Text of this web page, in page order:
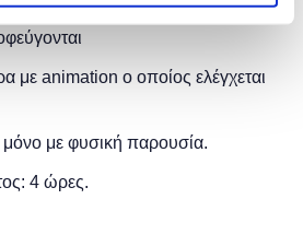
που θεωρούνται επικίνδυνες για
με animation ο οποίος ελέγχεται
μόνο με φυσική παρουσία.
4 ώρες.